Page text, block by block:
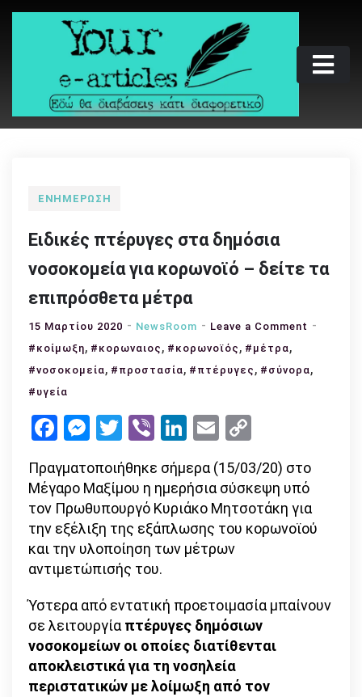
Skip
Your e-articles
Εδώ θα διαβάσεις κάτι διαφορετικό
ΕΝΗΜΈΡΩΣΗ
Ειδικές πτέρυγες στα δημόσια
νοσοκομεία για κορωνοϊό – δείτε τα
επιπρόσθετα μέτρα
15 Μαρτίου 2020 NewsRoom Leave a Comment on
–
δείτε
τα
#κοίμωξη, #κορωναιος , #κορωνοϊός , #μέτρα,
#νοσοκομεία, #προστασία, #πτέρυγες , #σύνορα,
#υγεία
Facebook
Messenger
Twitter
ViberLinkedIn
Email
Link
Πραγματοποιήθηκε σήμερα (15/03/20) στο
Μέγαρο Μαξίμου η ημερήσια σύσκεψη υπό
τον Πρωθυπουργό Κυριάκο Μητσοτάκη για
την εξέλιξη της εξάπλωσης του κορωνοϊού
και την υλοποίηση των μέτρων
αντιμετώπισής του.
Ύστερα από εντατική προετοιμασία μπαίνουν
σε λειτουργίαπτέρυγες δημόσιων
νοσοκομείων οι οποίες διατίθενται
αποκλειστικά για τη νοσηλεία
περιστατικών με λοίμωξη από τον